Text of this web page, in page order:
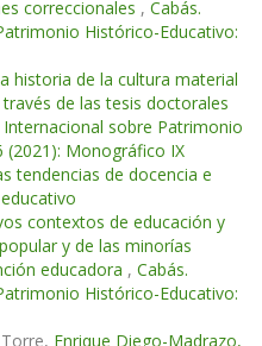
correccionales , Cabás.
Histórico-Educativo:
historia de la cultura material
de las tesis doctorales
Internacional sobre Patrimonio
(2021): Monográfico IX
tendencias de docencia e
contextos de educación y
y de las minorías
educadora , Cabás.
Histórico-Educativo:
Enrique Diego-Madrazo,